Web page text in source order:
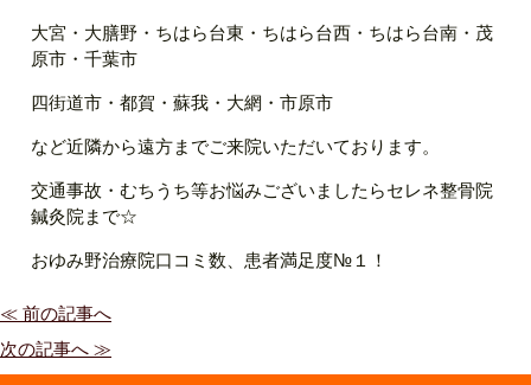
大宮・大膳野・ちはら台東・ちはら台西・ちはら台南・茂
原市・千葉市
四街道市・都賀・蘇我・大網・市原市
など近隣から遠方までご来院いただいております。
交通事故・むちうち等お悩みございましたらセレネ整骨院
鍼灸院まで☆
おゆみ野治療院口コミ数、患者満足度№１！
≪ 前の記事へ
次の記事へ ≫